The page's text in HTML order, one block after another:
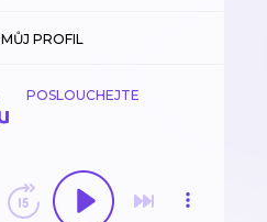
MŮJ PROFIL
POSLOUCHEJTE